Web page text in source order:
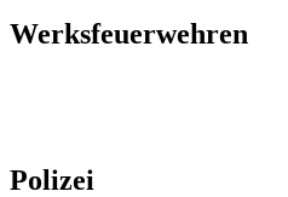
Werksfeuerwehren
Polizei